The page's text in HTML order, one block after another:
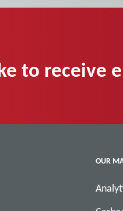
to receive
OUR